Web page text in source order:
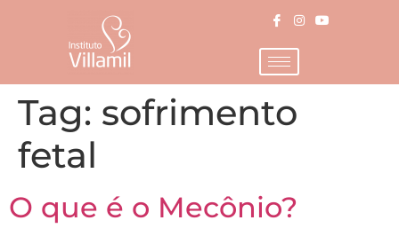
Tag: sofrimento
fetal
O que é o Mecônio?